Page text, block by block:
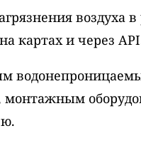
воздуха
картах и через
монтажным